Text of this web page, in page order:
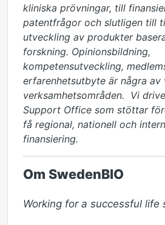
kliniska prövningar, till
patentfrågor och slutligen till
utveckling av produkter
forskning. Opinionsbildning,
kompetensutveckling,
erfarenhetsutbyte är några av
verksamhetsområden. Vi
Support Office som stöttar
få regional, nationell och
finansiering.
Om SwedenBIO
Working for a successful life